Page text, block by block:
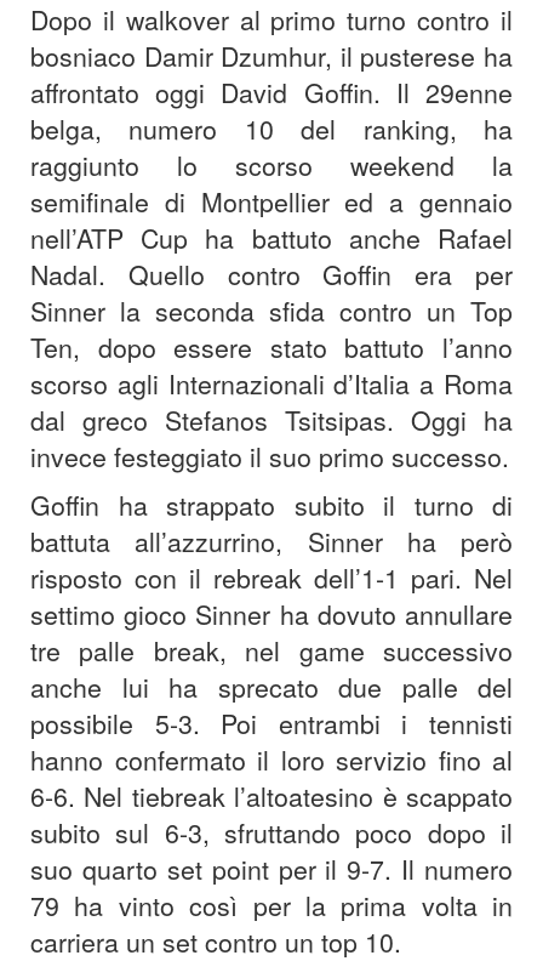
Dopo il walkover al primo turno contro il
bosniaco Damir Dzumhur, il pusterese ha
affrontato oggi David Goffin. Il 29enne
belga, numero 10 del ranking, ha
raggiunto lo scorso weekend la
semifinale di Montpellier ed a gennaio
nell’ATP Cup ha battuto anche Rafael
Nadal. Quello contro Goffin era per
Sinner la seconda sfida contro un Top
Ten, dopo essere stato battuto l’anno
scorso agli Internazionali d’Italia a Roma
dal greco Stefanos Tsitsipas. Oggi ha
invece festeggiato il suo primo successo.
Goffin ha strappato subito il turno di
battuta all’azzurrino, Sinner ha però
risposto con il rebreak dell’1-1 pari. Nel
settimo gioco Sinner ha dovuto annullare
tre palle break, nel game successivo
anche lui ha sprecato due palle del
possibile 5-3. Poi entrambi i tennisti
hanno confermato il loro servizio fino al
6-6. Nel tiebreak l’altoatesino è scappato
subito sul 6-3, sfruttando poco dopo il
suo quarto set point per il 9-7. Il numero
79 ha vinto così per la prima volta in
carriera un set contro un top 10.